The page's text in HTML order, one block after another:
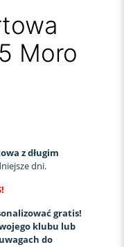
Moro
z długim
dni.
gratis!
klubu lub
do